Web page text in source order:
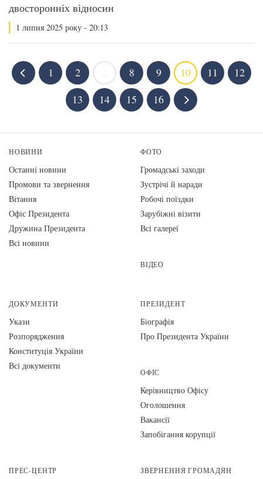
двосторонніх відносин
1 липня 2025 року - 20:13
1 2 8 9 10 11
12
13
14 15 16
НОВИНИ
Останні новини
Промови та звернення
Вiтання
Офіс Президента
Дружина Президента
Всі новини
ФОТО
Громадські заходи
Зустрічі й наради
Робочі поїздки
Зарубіжні візити
Всі галереї
ВІДЕО
ДОКУМЕНТИ
Укази
Розпорядження
Конституція України
Всі документи
ПРЕЗИДЕНТ
Біографія
Про Президента України
ОФІС
Керівництво Офісу
Оголошення
Вакансії
Запобігання корупції
ПРЕС-ЦЕНТР ЗВЕРНЕННЯ ГРОМАДЯН